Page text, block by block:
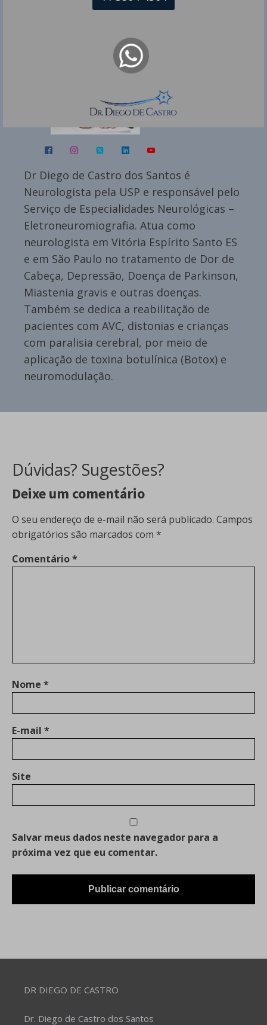
Dr Diego de Castro dos Santos
Dr Diego de Castro dos Santos é
Neurologista pela USP e responsável pelo
Serviço de Especialidades Neurológicas –
Eletroneuromiografia. Atua como
neurologista em Vitória Espírito Santo ES
e em São Paulo no tratamento de Dor de
Cabeça, Depressão, Doença de Parkinson,
Miastenia gravis e outras doenças.
Também se dedica a reabilitação de
pacientes com AVC, distonias e crianças
com paralisia cerebral, por meio de
aplicação de toxina botulínica (Botox) e
neuromodulação.
Dúvidas? Sugestões?
Deixe um comentário
O seu endereço de e-mail não será publicado. Campos
obrigatórios são marcados com *
Comentário*
Nome *
E-mail *
Site
Salvar meus dados neste navegador para a
próxima vez que eu comentar.
DR DIEGO DE CASTRO
Dr. Diego de Castro dos Santos